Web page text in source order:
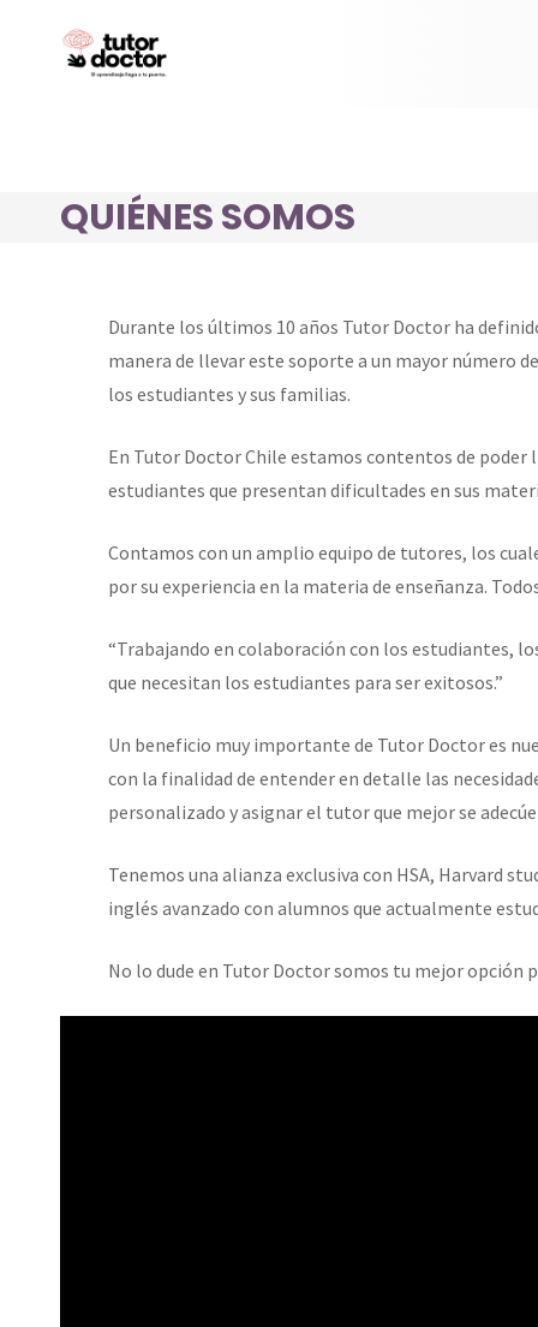
QUIÉNES SOMOS
Durante los últimos 10 años Tutor Doctor ha
manera de llevar este soporte a un mayor número
los estudiantes y sus familias.
En Tutor Doctor Chile estamos contentos de
estudiantes que presentan dificultades en sus
Contamos con un amplio equipo de tutores, los
por su experiencia en la materia de enseñanza.
“Trabajando en colaboración con los estudiantes,
que necesitan los estudiantes para ser exitosos.”
Un beneficio muy importante de Tutor Doctor es
con la finalidad de entender en detalle las
personalizado y asignar el tutor que mejor se
Tenemos una alianza exclusiva con HSA, Harvard
inglés avanzado con alumnos que actualmente
No lo dude en Tutor Doctor somos tu mejor opción